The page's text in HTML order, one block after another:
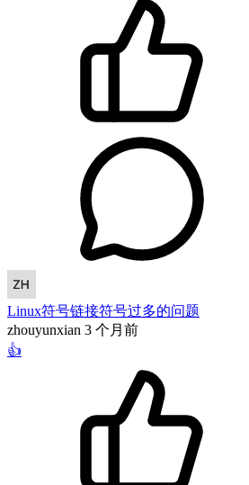
Linux符号链接符号过多的问题
zhouyunxian 3 个月前
👍